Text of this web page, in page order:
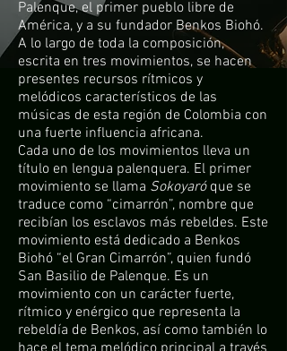
Palenque, el primer pueblo libre de
América, y a su fundador Benkos Biohó.
A lo largo de toda la composición,
escrita en tres movimientos, se hacen
presentes recursos rítmicos y
melódicos característicos de las
músicas de esta región de Colombia con
una fuerte influencia africana.
Cada uno de los movimientos lleva un
título en lengua palenquera. El primer
movimiento se llama Sokoyaróque se
traduce como “cimarrón”, nombre que
recibían los esclavos más rebeldes. Este
movimiento está dedicado a Benkos
Biohó “el Gran Cimarrón”, quien fundó
San Basilio de Palenque. Es un
movimiento con un carácter fuerte,
rítmico y enérgico que representa la
rebeldía de Benkos, así como también lo